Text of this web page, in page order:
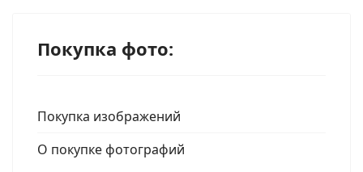
Покупка фото:
Покупка изображений
О покупке фотографий